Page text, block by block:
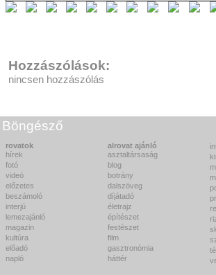
Hozzászólások:
nincsen hozzászólás
Böngésző
rovatok
hírek
fotó
videó
előzetes
beszámoló
interjú
lemezajánló
magazin
kultúra
előadó
napló
alrovat ajánló
asztaltársaság
blog
botrány
dalszöveg
díjátadó
életrajz
építészet
festészet
film
gasztronómia
háttér